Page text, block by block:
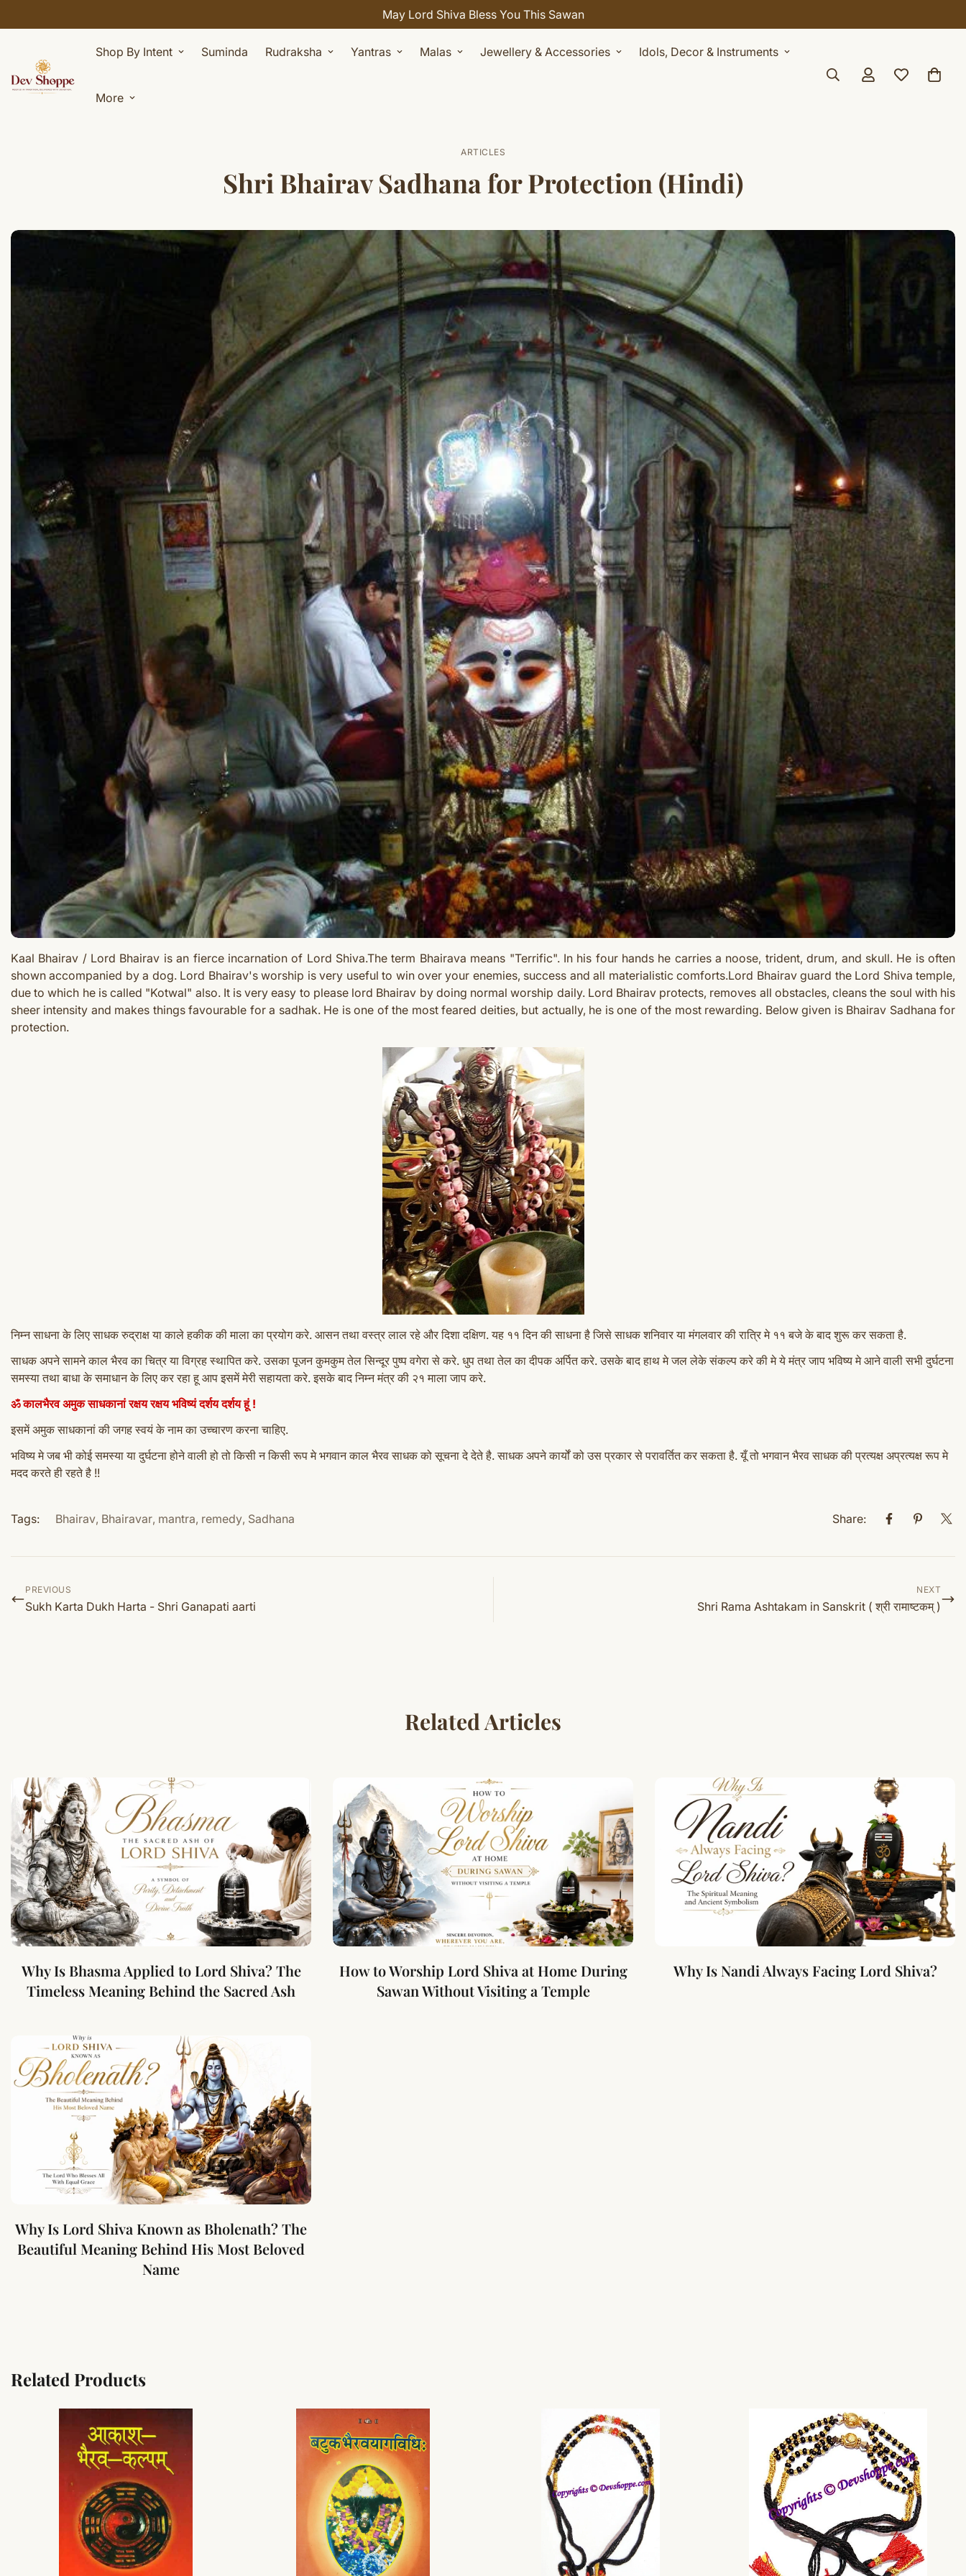
May Lord Shiva Bless You This Sawan
Shop By Intent Suminda Rudraksha Yantras Malas Jewellery & Accessories Idols, Decor & Instruments
More
ARTICLES
Shri Bhairav Sadhana for Protection (Hindi)
Kaal Bhairav / Lord Bhairav is an fierceincarnation of Lord Shiva.The term Bhairava means "Terrific". In his four hands he carries a noose, trident, drum, and skull. He is often
shown accompanied by a dog. Lord Bhairav's worship is very useful to win over your enemies, success and all materialistic comforts.Lord Bhairav guard the Lord Shiva temple,
due to which he is called "Kotwal" also.It is very easy to please lord Bhairav by doing normal worship daily. Lord Bhairav protects, removes all obstacles, cleans the soul with his
sheer intensity and makes things favourable for a sadhak. He is one of the most feared deities, but actually, he is one of the most rewarding. Below given is Bhairav Sadhana for
protection.
निम्न साधना के लिए साधक रुद्राक्ष या काले हकीक की माला का प्रयोग करे. आसन तथा वस्त्र लाल रहे और दिशा दक्षिण. यह ११ दिन की साधना है जिसे साधक शनिवार या मंगलवार की रात्रि मे ११ बजे के बाद शुरू कर सकता है.
साधक अपने सामने काल भैरव का चित्र या विग्रह स्थापित करे. उसका पूजन कुमकुम तेल सिन्दूर पुष्प वगेरा से करे. धुप तथा तेल का दीपक अर्पित करे. उसके बाद हाथ मे जल लेके संकल्प करे की मे ये मंत्र जाप भविष्य मे आने वाली सभी दुर्घटना
समस्या तथा बाधा के समाधान के लिए कर रहा हू आप इसमेंमेरी सहायता करे. इसके बाद निम्न मंत्र की २१ माला जाप करे.
ॐ कालभैरव अमुक साधकानां रक्षय रक्षय भविष्यं दर्शय दर्शय हूं !
इसमें अमुक साधकानां की जगह स्वयं के नाम का उच्चारण करना चाहिए.
भविष्य मे जब भी कोई समस्या या दुर्घटना होने वाली हो तो किसी न किसी रूप मे भगवान काल भैरव साधक को सूचना दे देते है. साधक अपने कार्यों को उस प्रकार से परावर्तित कर सकता है. यूँ तो भगवान भैरव साधक की प्रत्यक्ष अप्रत्यक्ष रूप मे
मदद करते ही रहते है !!
Tags: Bhairav, Bhairavar, mantra, remedy, Sadhana Share:
PREVIOUS
Sukh Karta Dukh Harta - Shri Ganapati aarti
NEXT
Shri Rama Ashtakam in Sanskrit ( श्री रामाष्टकम् )
Related Articles
Why Is Bhasma Applied to Lord Shiva? The
Timeless Meaning Behind the Sacred Ash
How to Worship Lord Shiva at Home During
Sawan Without Visiting a Temple
Why Is Nandi Always Facing Lord Shiva?
Why Is Lord Shiva Known as Bholenath? The
Beautiful Meaning Behind His Most Beloved
Name
Related Products